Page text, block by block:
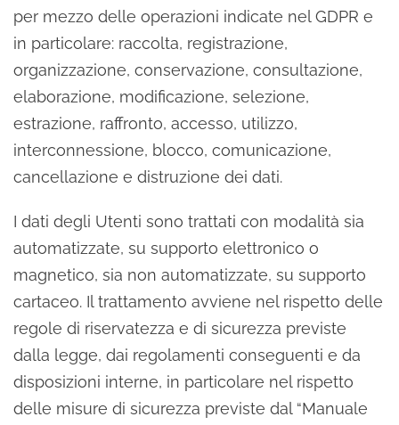
per mezzo delle operazioni indicate nel GDPR e
in particolare: raccolta, registrazione,
organizzazione, conservazione, consultazione,
elaborazione, modificazione, selezione,
estrazione, raffronto, accesso, utilizzo,
interconnessione, blocco, comunicazione,
cancellazione e distruzione dei dati.
I dati degli Utenti sono trattati con modalità sia
automatizzate, su supporto elettronico o
magnetico, sia non automatizzate, su supporto
cartaceo. Il trattamento avviene nel rispetto delle
regole di riservatezza e di sicurezza previste
dalla legge, dai regolamenti conseguenti e da
disposizioni interne, in particolare nel rispetto
delle misure di sicurezza previste dal “Manuale